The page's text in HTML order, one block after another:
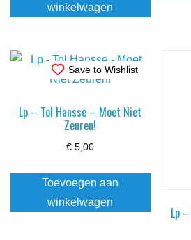
winkelwagen
Save to Wishlist
Lp – Tol Hansse – Moet Niet
Zeuren!
€ 5,00
Toevoegen aan
winkelwagen
Lp